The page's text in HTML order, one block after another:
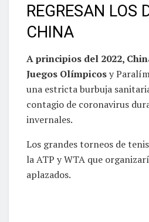
REGRESAN LOS
CHINA
A principios del 2022,
Juegos Olímpicosy
una estricta burbuja
contagio de coronavirus
invernales.
Los grandes torneos de
la ATP y WTA que
aplazados.